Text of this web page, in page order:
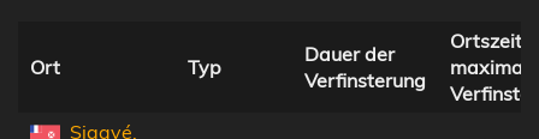
Ort Typ
Dauer der
Verfinsterung
Ortszeit
Sigavé,